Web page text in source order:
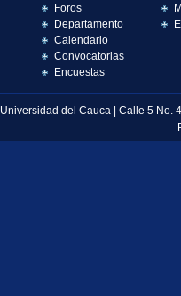
Foros
Departamento
Calendario
Convocatorias
Encuestas
Universidad del Cauca | Calle 5 No.